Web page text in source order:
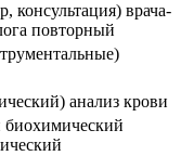
консультация) врача-
повторный
анализ крови